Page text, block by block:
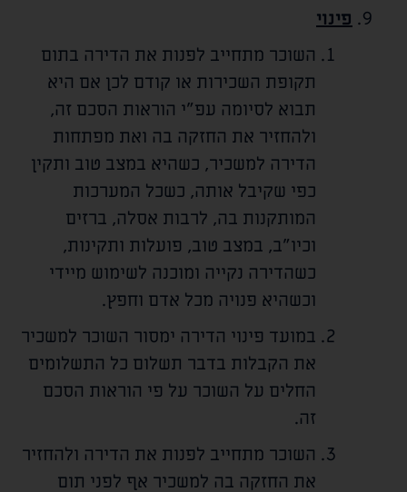
פינוי
השוכר מתחייב לפנות את הדירה בתום
תקופת השכירות או קודם לכן אם היא
תבוא לסיומה עפ"י הוראות הסכם זה,
ולהחזיר את החזקה בה ואת מפתחות
הדירה למשכיר, כשהיא במצב טוב ותקין
כפי שקיבל אותה, כשכל המערכות
המותקנות בה, לרבות אסלה, ברזים
וכיו"ב, במצב טוב, פועלות ותקינות,
כשהדירה נקייה ומוכנה לשימוש מיידי
וכשהיא פנויה מכל אדם וחפץ.
במועד פינוי הדירה ימסור השוכר למשכיר
את הקבלות בדבר תשלום כל התשלומים
החלים על השוכר על פי הוראות הסכם
זה.
השוכר מתחייב לפנות את הדירה ולהחזיר
את החזקה בה למשכיר אף לפני תום